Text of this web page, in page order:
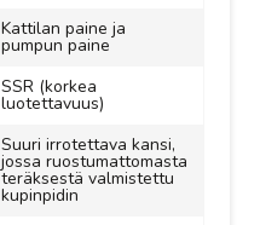
Kattilan paine ja
pumpun paine
SSR (korkea
luotettavuus)
Suuri irrotettava kansi,
jossa ruostumattomasta
teräksestä valmistettu
kupinpidin